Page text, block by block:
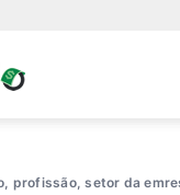
Portal
profissão, setor da